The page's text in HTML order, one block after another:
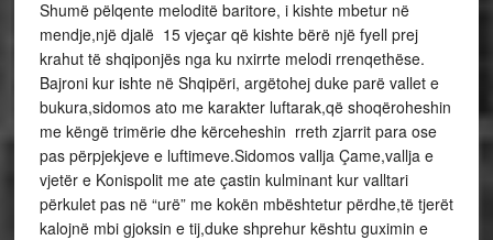
Shumë pëlqente meloditë baritore, i kishte mbetur në
mendje,një djalë 15 vjeçar që kishte bërë një fyell prej
krahut të shqiponjës nga ku nxirrte melodi rrenqethëse.
Bajroni kur ishte në Shqipëri, argëtohej duke parë vallet e
bukura,sidomos ato me karakter luftarak,që shoqëroheshin
me këngë trimërie dhe kërceheshin rreth zjarrit para ose
pas përpjekjeve e luftimeve.Sidomos vallja Çame,vallja e
vjetër e Konispolit me ate çastin kulminant kur valltari
përkulet pas në “urë” me kokën mbështetur përdhe,të tjerët
kalojnë mbi gjoksin e tij,duke shprehur kështu guximin e